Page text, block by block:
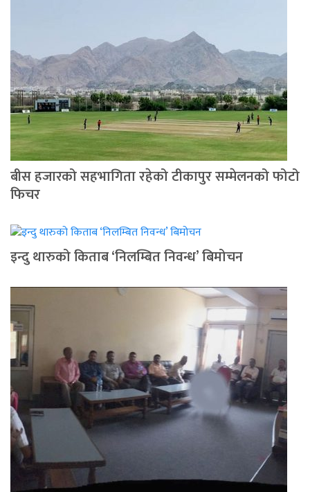
बीस हजारको सहभागिता रहेको टीकापुर सम्मेलनको फोटो
फिचर
इन्दु थारुको किताब ‘निलम्बित निवन्ध’ बिमोचन